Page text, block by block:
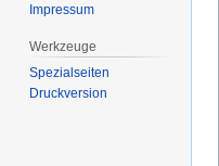
Impressum
Werkzeuge
Spezialseiten
Druckversion